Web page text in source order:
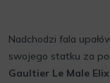
Nadchodzi fala
swojego statku za
Gaultier Le Male